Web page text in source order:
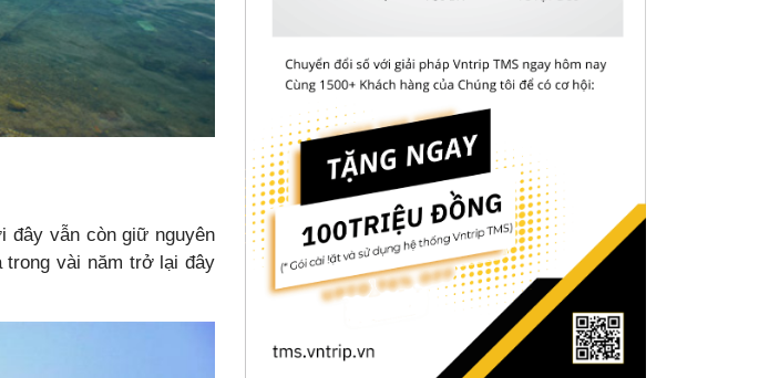
đây vẫn còn giữ nguyên
trong vài năm trở lại đây